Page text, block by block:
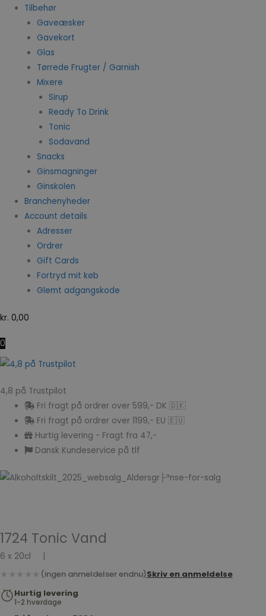
Tilbehør
Gaveæsker
Gavekort
Glas
Tørrede Frugter / Garnish
Mixere
Sirup
Ready To Drink
Tonic
Sodavand
Snacks
Ginsmagninger
Ginskolen
Branchenyheder
Account details
Adresser
Ordrer
Gift Cards
Fortryd mit køb
Glemt adgangskode
kr. 0,00
0
4,8 på Trustpilot
Fri fragt på ordrer over 599,- DK 🇩🇰
Fri fragt på ordrer over 1199,- EU 🇪🇺
Hurtig levering - Fragt fra 47,-
Dansk Kundeservice på tlf
1724 Tonic Vand
6 x 20cl
★★★★★ (ingen anmeldelser endnu)Skriv en anmeldelse
Hurtig levering
1-2 hverdage